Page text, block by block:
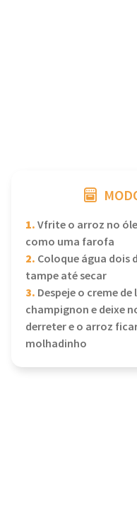
1.Vfrite o arroz no
como uma farofa
2. Coloque água dois
tampe até secar
3. Despeje o creme
champignon e deixe
derreter e o arroz
molhadinho